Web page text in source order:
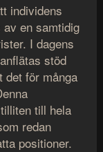
individens
en samtidig
I dagens
stöd
det för många
till hela
redan
positioner.